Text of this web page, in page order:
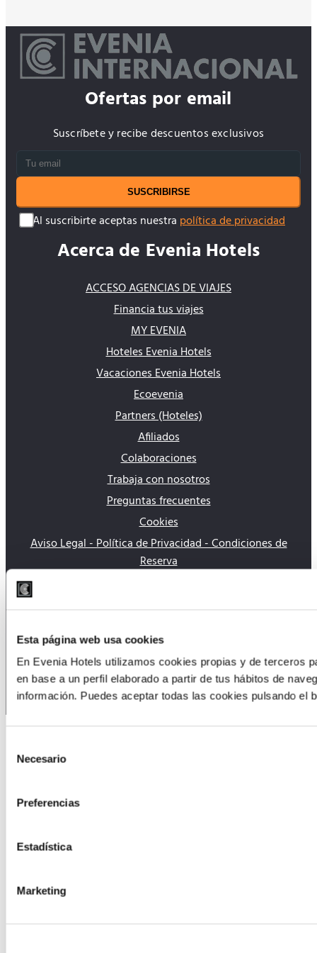
Esta página web usa cookies
En Evenia Hotels utilizamos cookies propias y de terceros
en base a un perfil elaborado a partir de tus hábitos de
información. Puedes aceptar todas las cookies pulsando el
Necesario
Preferencias
Estadística
Marketing
Ofertas por email
Suscríbete y recibe descuentos exclusivos
SUSCRIBIRSE
Al suscribirte aceptas nuestra política de privacidad
Acerca de Evenia Hotels
ACCESO AGENCIAS DE VIAJES
Financia tus viajes
MY EVENIA
Hoteles Evenia Hotels
Vacaciones Evenia Hotels
Ecoevenia
Partners (Hoteles)
Afiliados
Colaboraciones
Trabaja con nosotros
Preguntas frecuentes
Cookies
Aviso Legal - Política de Privacidad - Condiciones de
Reserva
España: +34 93 177 24 77
Panamá: +507 310 9966
Atención al cliente
Todos los contactos